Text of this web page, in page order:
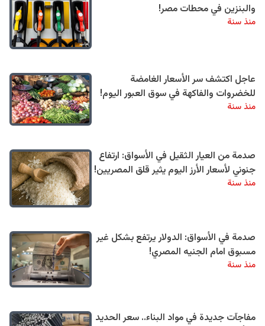
والبنزين في محطات مصر!
منذ سنة
عاجل اكتشف سر الأسعار الغامضة
للخضروات والفاكهة في سوق العبور اليوم!
منذ سنة
صدمة من العيار الثقيل في الأسواق: ارتفاع
جنوني لأسعار الأرز اليوم يثير قلق المصريين!
منذ سنة
صدمة في الأسواق: الدولار يرتفع بشكل غير
مسبوق امام الجنيه المصري!
منذ سنة
مفاجآت جديدة في مواد البناء.. سعر الحديد